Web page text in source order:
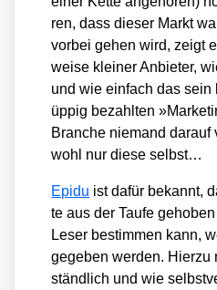
ren, dass die­ser Markt
vor­bei gehen wird, zeigt
wei­se klei­ner Anbie­ter,
und wie ein­fach das sein
üppig bezahl­ten
Bran­che nie­mand dar­auf
wohl nur die­se selbst…
Epi­du ist dafür bekannt,
te aus der Tau­fe
Leser bestim­men kann,
gege­ben wer­den.
ständ­lich und wie